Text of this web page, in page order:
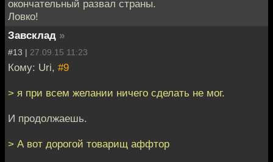
окончательный развал страны.
Ловко!
Завсклад »
#13 | 27.09.15 11:23
Кому: Uri, #9
> я при всем желании ничего сделать не мог.
И продолжаешь.
> А вот дорогой товарищ аффтор